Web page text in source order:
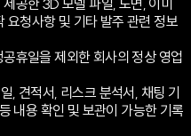
공한 3D 모델 파일, 도면, 이미
요청사항 및 기타 발주 관련 정보
휴일을 제외한 회사의 정상 영업
, 견적서, 리스크 분석서, 채팅 기
내용 확인 및 보관이 가능한 기록